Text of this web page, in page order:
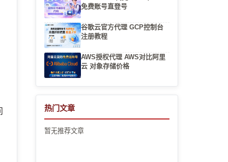
免费账号直登号
谷歌云官方代理 GCP控制台
注册教程
AWS授权代理 AWS对比阿里
云 对象存储价格
热门文章
暂无推荐文章